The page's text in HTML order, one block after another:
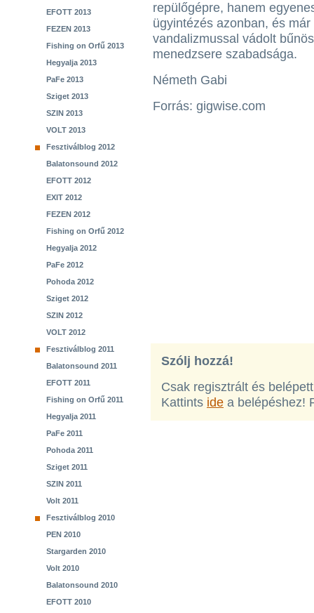
EFOTT 2013
FEZEN 2013
Fishing on Orfű 2013
Hegyalja 2013
PaFe 2013
Sziget 2013
SZIN 2013
VOLT 2013
Fesztiválblog 2012
Balatonsound 2012
EFOTT 2012
EXIT 2012
FEZEN 2012
Fishing on Orfű 2012
Hegyalja 2012
PaFe 2012
Pohoda 2012
Sziget 2012
SZIN 2012
VOLT 2012
Fesztiválblog 2011
Balatonsound 2011
EFOTT 2011
Fishing on Orfű 2011
Hegyalja 2011
PaFe 2011
Pohoda 2011
Sziget 2011
SZIN 2011
Volt 2011
Fesztiválblog 2010
PEN 2010
Stargarden 2010
Volt 2010
Balatonsound 2010
EFOTT 2010
repülőgépre, hanem
ügyintézés azonban, és
vandalizmussal vádolt
menedzsere szabadsága.
Németh Gabi
Forrás: gigwise.com
Szólj hozzá!
Csak regisztrált és
Kattints ide a belépéshez!